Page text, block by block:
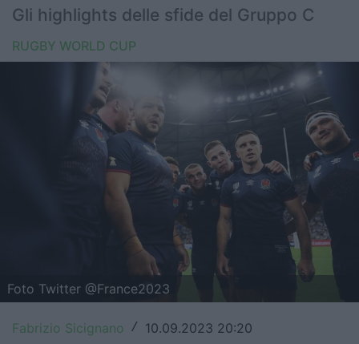
Nazionali giovanili
Rugby Sevens
Internazionale
6 Nazioni
United Rugby Championship
Champions Cup
Challenge Cup
Gli highlights delle sfide del Gruppo C
RUGBY WORLD CUP
Foto Twitter @France2023
Fabrizio Sicignano / 10.09.2023 20:20